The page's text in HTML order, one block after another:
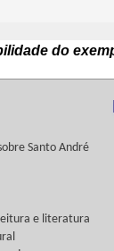
do
Santo André
e literatura